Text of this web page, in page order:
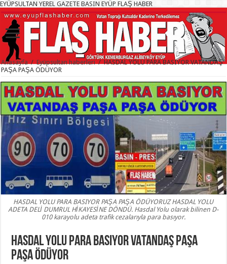
EYÜPSULTAN YEREL GAZETE BASIN EYÜP FLAŞ HABER
Anasayfa / Eyüpsultan haberleri / HASDAL YOLU PARA BASIYOR VATANDAŞ
PAŞA PAŞA ÖDÜYOR
HASDAL YOLU PARA BASIYOR PAŞA PAŞA ÖDÜYORUZ HASDAL YOLU
ADETA DELİ DUMRUL HİKAYESİNE DÖNDÜ. Hasdal Yolu olarak bilinen D-
010 karayolu adeta trafik cezalarıyla para basıyor.
HASDAL YOLU PARA BASIYOR VATANDAŞ PAŞA
PAŞA ÖDÜYOR